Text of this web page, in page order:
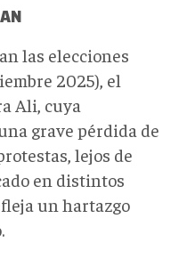
las elecciones
2025), el
Ali, cuya
grave pérdida de
lejos de
en distintos
un hartazgo